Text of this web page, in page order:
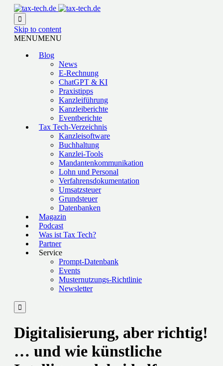

Skip to content
MENUMENU
Blog
News
E-Rechnung
ChatGPT & KI
Praxistipps
Kanzleiführung
Kanzleiberichte
Eventberichte
Tax Tech-Verzeichnis
Kanzleisoftware
Buchhaltung
Kanzlei-Tools
Mandantenkommunikation
Lohn und Personal
Verfahrensdokumentation
Umsatzsteuer
Grundsteuer
Datenbanken
Magazin
Podcast
Was ist Tax Tech?
Partner
Service
Prompt-Datenbank
Events
Musternutzungs-Richtlinie
Newsletter

Digitalisierung, aber richtig!
… und wie künstliche